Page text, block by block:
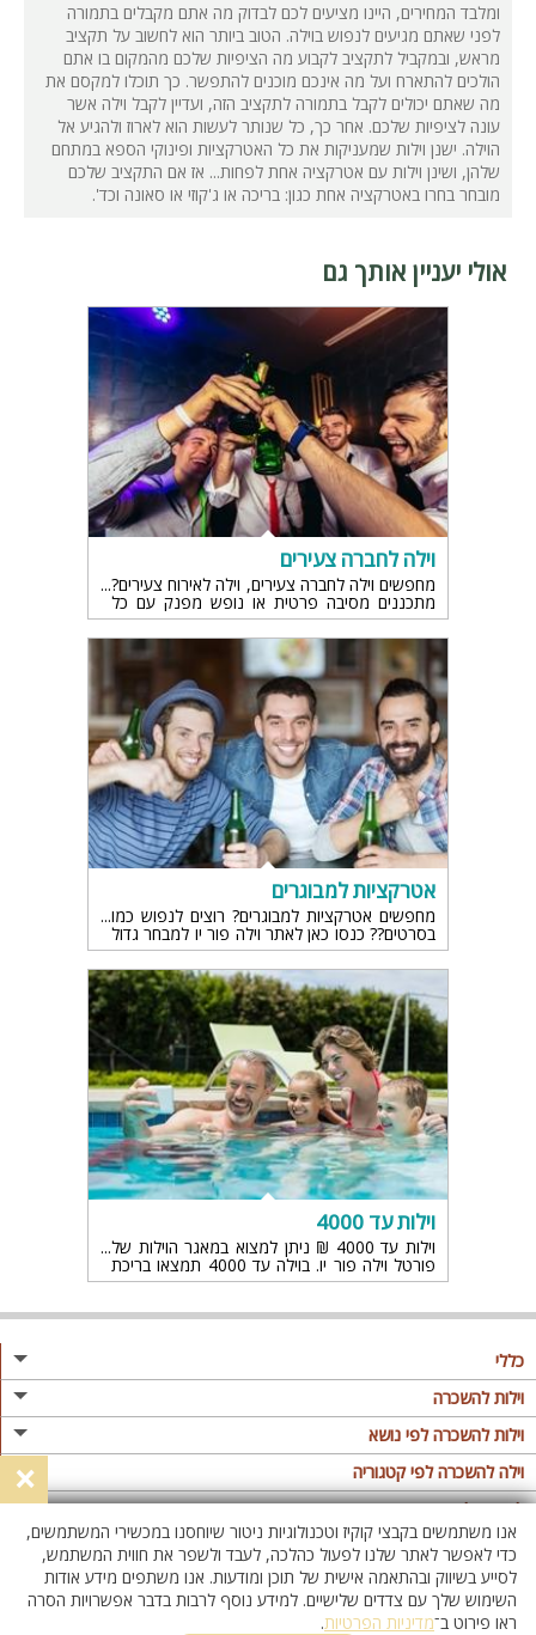
ומלבד המחירים, היינו מציעים לכם לבדוק מה אתם מקבלים בתמורה
לפני שאתם מגיעים לנפוש בוילה. הטוב ביותר הוא לחשוב על תקציב
מראש, ובמקביל לתקציב לקבוע מה הציפיות שלכם מהמקום בו אתם
הולכים להתארח ועל מה אינכם מוכנים להתפשר. כך תוכלו למקסם את
מה שאתם יכולים לקבל בתמורה לתקציב הזה, ועדיין לקבל וילה אשר
עונה לציפיות שלכם. אחר כך, כל שנותר לעשות הוא לארוז ולהגיע אל
הוילה. ישנן וילות שמעניקות את כל האטרקציות ופינוקי הספא במתחם
שלהן, ושינן וילות עם אטרקציה אחת לפחות... אז אם התקציב שלכם
מובחר בחרו באטרקציה אחת כגון: בריכה או ג'קוזי או סאונה וכד'.
אולי יעניין אותך גם
וילה לחברה צעירים
מחפשים וילה לחברה צעירים, וילה לאירוח צעירים?
מתכננים מסיבה פרטית או נופש מפנק עם כל
החברים? זה המקום בשבילכם
אטרקציות למבוגרים
מחפשים אטרקציות למבוגרים? רוצים לנפוש כמו
בסרטים?? כנסו כאן לאתר וילה פור יו למבחר גדול
של וילות נופש יוקרתיות...
וילות עד 4000
וילות עד 4000 ₪ ניתן למצוא במאגר הוילות של
פורטל וילה פור יו. בוילה עד 4000 תמצאו בריכת
שחייה,ג'קוזי וחדרי שינה נינוחים! מחפשים וילה
כללי
מגזין
פרסום באתר
תקנון
מדיניות פרטיות
וילות להשכרה
וילות בצפון
וילות במרכז
וילות בדרום
וילות באילת
וילות בשרון
וילות באזור החרמון
וילות להשכרה לפי נושא
וילה לזוגות
וילות למשפחות
וילות לציבור הדתי
אירוח דרוזי
וילות למסיבות
וילה להשכרה לפי קטגוריה
וילות עם בריכה
וילה עם בריכה מחוממת
וילה עם בריכה מחוממת מקורה
וילות עם סאונה
לופטים להשכרה
לופט
לופטים בצפון
לופטים בדרום
×
אנו משתמשים בקבצי קוקיז וטכנולוגיות ניטור שיוחסנו במכשירי המשתמשים,
כדי לאפשר לאתר שלנו לפעול כהלכה, לעבד ולשפר את חווית המשתמש,
לסייע בשיווק ובהתאמה אישית של תוכן ומודעות. אנו משתפים מידע אודות
השימוש שלך עם צדדים שלישיים. למידע נוסף לרבות בדבר אפשרויות הסרה
ראו פירוט ב־מדיניות הפרטיות.